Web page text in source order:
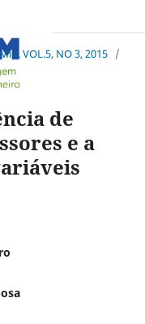
VOL.5, NO 3, 2015 /
de
e a